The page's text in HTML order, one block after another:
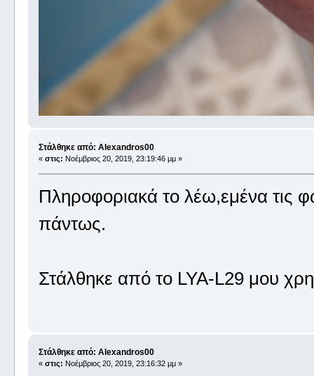
Στάλθηκε από: Alexandros00
« στις: Νοέμβριος 20, 2019, 23:19:46 μμ »
Πληροφοριακά το λέω,εμένα τις
πάντως.
Στάλθηκε από το LYA-L29 μου
Στάλθηκε από: Alexandros00
« στις: Νοέμβριος 20, 2019, 23:16:32 μμ »